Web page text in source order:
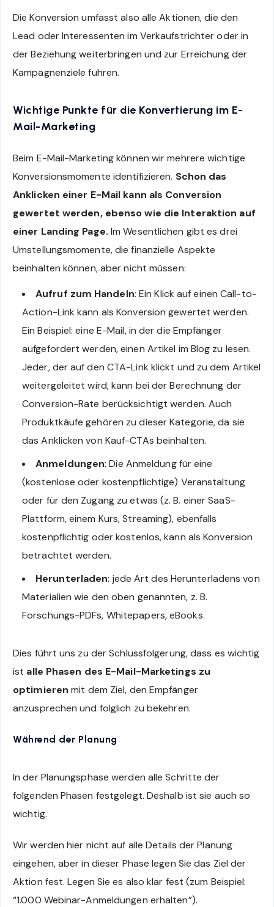
Die Konversion umfasst also alle Aktionen, die den
Lead oder Interessenten im Verkaufstrichter oder in
der Beziehung weiterbringen und zur Erreichung der
Kampagnenziele führen.
Wichtige Punkte für die Konvertierung im E-
Mail-Marketing
Beim E-Mail-Marketing können wir mehrere wichtige
Konversionsmomente identifizieren. Schon das
Anklicken einer E-Mail kann als Conversion
gewertet werden, ebenso wie die Interaktion auf
einer Landing Page. Im Wesentlichen gibt es drei
Umstellungsmomente, die finanzielle Aspekte
beinhalten können, aber nicht müssen:
Aufruf zum Handeln: Ein Klick auf einen Call-to-
Action-Link kann als Konversion gewertet werden.
Ein Beispiel: eine E-Mail, in der die Empfänger
aufgefordert werden, einen Artikel im Blog zu lesen.
Jeder, der auf den CTA-Link klickt und zu dem Artikel
weitergeleitet wird, kann bei der Berechnung der
Conversion-Rate berücksichtigt werden. Auch
Produktkäufe gehören zu dieser Kategorie, da sie
das Anklicken von Kauf-CTAs beinhalten.
Anmeldungen: Die Anmeldung für eine
(kostenlose oder kostenpflichtige) Veranstaltung
oder für den Zugang zu etwas (z. B. einer SaaS-
Plattform, einem Kurs, Streaming), ebenfalls
kostenpflichtig oder kostenlos, kann als Konversion
betrachtet werden.
Herunterladen: jede Art des Herunterladens von
Materialien wie den oben genannten, z. B.
Forschungs-PDFs, Whitepapers, eBooks.
Dies führt uns zu der Schlussfolgerung, dass es wichtig
ist alle Phasen des E-Mail-Marketings zu
optimieren mit dem Ziel, den Empfänger
anzusprechen und folglich zu bekehren.
Während der Planung
In der Planungsphase werden alle Schritte der
folgenden Phasen festgelegt. Deshalb ist sie auch so
wichtig.
Wir werden hier nicht auf alle Details der Planung
eingehen, aber in dieser Phase legen Sie das Ziel der
Aktion fest. Legen Sie es also klar fest (zum Beispiel:
“1.000 Webinar-Anmeldungen erhalten”).